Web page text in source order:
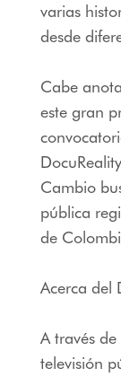
varias
desde
Cabe
este gran
Cambio
pública
de
Acerca del
A través
televisión